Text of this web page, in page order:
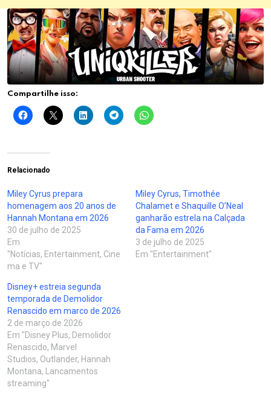
Compartilhe isso:
Relacionado
Miley Cyrus prepara
homenagem aos 20 anos de
Hannah Montana em 2026
30 de julho de 2025
Em
"Notícias, Entertainment, Cine
ma e TV"
Miley Cyrus, Timothée
Chalamet e Shaquille O’Neal
ganharão estrela na Calçada
da Fama em 2026
3 de julho de 2025
Em "Entertainment"
Disney+ estreia segunda
temporada de Demolidor
Renascido em marco de 2026
2 de março de 2026
Em "Disney Plus, Demolidor
Renascido, Marvel
Studios, Outlander, Hannah
Montana, Lancamentos
streaming"